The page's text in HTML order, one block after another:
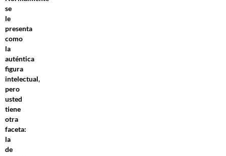
se
le
presenta
como
la
auténtica
figura
intelectual,
pero
usted
tiene
otra
faceta:
la
de